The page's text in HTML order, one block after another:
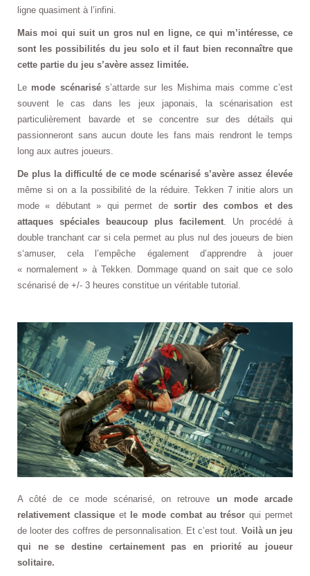
ligne quasiment à l’infini.
Mais moi qui suit un gros nul en ligne, ce qui m’intéresse, ce
sont les possibilités du jeu solo et il faut bien reconnaître que
cette partie du jeu s’avère assez limitée.
Le mode scénarisés’attarde sur les Mishima mais comme c’est
souvent le cas dans les jeux japonais, la scénarisation est
particulièrement bavarde et se concentre sur des détails qui
passionneront sans aucun doute les fans mais rendront le temps
long aux autres joueurs.
De plus la difficulté de ce mode scénarisé s’avère assez élevée
même si on a la possibilité de la réduire. Tekken 7 initie alors un
mode « débutant » qui permet desortir des combos et des
attaques spéciales beaucoup plus facilement . Un procédé à
double tranchant car si cela permet au plus nul des joueurs de bien
s‘amuser, cela l’empêche également d’apprendre à jouer
« normalement » à Tekken. Dommage quand on sait que ce solo
scénarisé de +/- 3 heures constitue un véritable tutorial.
A côté de ce mode scénarisé, on retrouve un mode arcade
relativement classiqueet le mode combat au trésor qui permet
de looter des coffres de personnalisation. Et c’est tout. Voilà un jeu
qui ne se destine certainement pas en priorité au joueur
solitaire.